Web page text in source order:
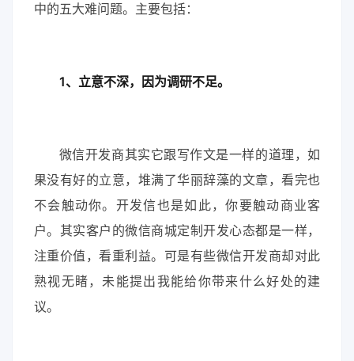
中的五大难问题。主要包括：
1、立意不深，因为调研不足。
微信开发商其实它跟写作文是一样的道理，如
果没有好的立意，堆满了华丽辞藻的文章，看完也
不会触动你。开发信也是如此，你要触动商业客
户。其实客户的微信商城定制开发心态都是一样，
注重价值，看重利益。可是有些微信开发商却对此
熟视无睹，未能提出我能给你带来什么好处的建
议。